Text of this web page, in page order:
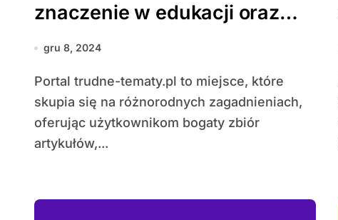
znaczenie w edukacji oraz
dyskusji społecznej
gru 8, 2024
Portal trudne-tematy.pl to miejsce, które
skupia się na różnorodnych zagadnieniach,
oferując użytkownikom bogaty zbiór
artykułów,...